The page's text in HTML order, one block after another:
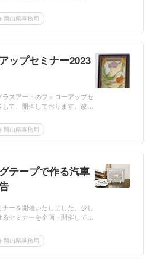
岡山県事務局
ップセミナー2023
スアートのフォローアップセ
て、開催しております。改定
岡山県事務局
テープで作る汽車
ーを開催いたしました。少し
セミナーを企画・開催してま
岡山県事務局